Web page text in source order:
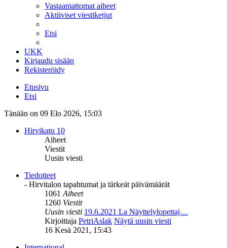
Vastaamattomat aiheet
Aktiiviset viestiketjut
Etsi
UKK
Kirjaudu sisään
Rekisteröidy
Etusivu
Etsi
Tänään on 09 Elo 2026, 15:03
Hirvikatu 10
Aiheet
Viestit
Uusin viesti
Tiedotteet
- Hirvitalon tapahtumat ja tärkeät päivämäärät
1061Aiheet
1260 Viestit
Uusin viesti 19.6.2021 La Näyttelylopettaj…
Kirjoittaja PetriAslak Näytä uusin viesti
16 Kesä 2021, 15:43